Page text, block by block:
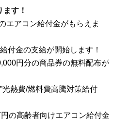
す！
エアコン給付金がもらえま
付金の支給が開始します！
円分の商品券の無料配布が
光熱費/燃料費高騰対策給付
の高齢者向けエアコン給付金